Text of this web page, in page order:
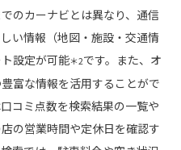
のカーナビとは異なり、通信
い情報（地図・施設・交通情
設定が可能＊2です。また、オ
富な情報を活用することがで
コミ点数を検索結果の一覧や
の営業時間や定休日を確認す